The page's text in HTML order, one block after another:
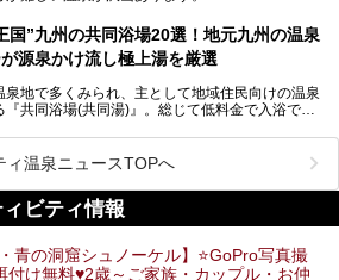
各地にある「難読温泉地」を、地域ごとにクイズ
介。第５回目(最終回)である今回は、九州地方の
をピックアップしました。
るか、ぜひチャレンジしてみて下さいね！
国”九州の共同浴場20選！地元九州の温泉
源泉かけ流し極上湯を厳選
泉地で多くみられ、主として地域住民向けの温泉
『共同浴場(共同湯)』。総じて低料金で入浴で
全国各地の温泉地にありますが、特に九州地方は
が古くから発展し、質・量ともに大変充実。九州
国”といっても決して過言では無いでしょう。
在住の九州の温泉ライターである筆者が過去入浴
、源泉かけ流しと泉質の良さにこだわって九州の
考にされてみて下さい！
ィ温泉ニュースTOPへ
ビティ情報
青の洞窟シュノーケル】⭐GoPro写真撮
付け無料♥️2歳～ご家族・カップル・お仲